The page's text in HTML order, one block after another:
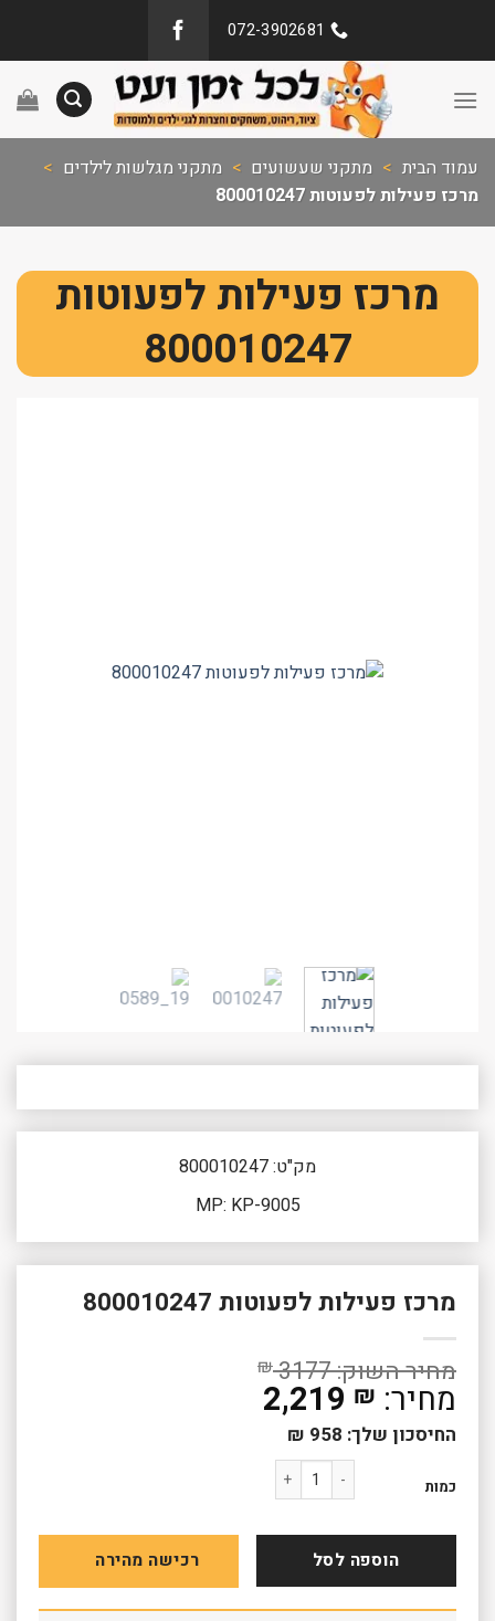
072-3902681
עמוד הבית > מתקני שעשועים > מתקני מגלשות לילדים >
מרכז פעילות לפעוטות 800010247
מרכז פעילות לפעוטות
800010247
מק"ט: 800010247
MP: KP-9005
מרכז פעילות לפעוטות 800010247
3177
₪
2,219 ₪
החיסכון שלך: ₪
כמות
כמות של מרכז פעילות לפעוטות 800010247
הוספה לסל רכישה מהירה